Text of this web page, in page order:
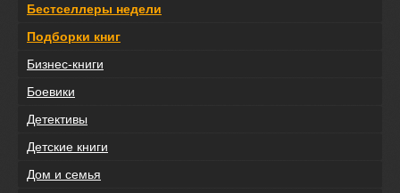
Бестселлеры недели
Подборки книг
Бизнес-книги
Боевики
Детективы
Детские книги
Дом и семья